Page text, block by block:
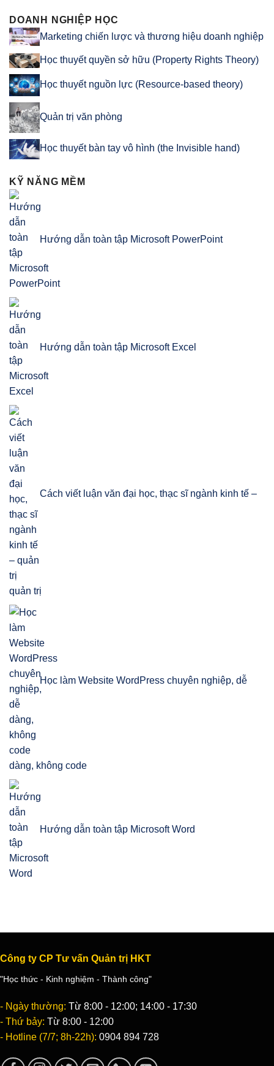
DOANH NGHIỆP HỌC
Marketing chiến lược và thương hiệu doanh nghiệp
Học thuyết quyền sở hữu (Property Rights Theory)
Học thuyết nguồn lực (Resource-based theory)
Quản trị văn phòng
Học thuyết bàn tay vô hình (the Invisible hand)
KỸ NĂNG MỀM
Hướng dẫn toàn tập Microsoft PowerPoint
Hướng dẫn toàn tập Microsoft Excel
Cách viết luận văn đại học, thạc sĩ ngành kinh tế –
quản trị
Học làm Website WordPress chuyên nghiệp, dễ
dàng, không code
Hướng dẫn toàn tập Microsoft Word
Công ty CP Tư vấn Quản trị HKT
"Học thức - Kinh nghiệm - Thành công"
- Ngày thường: Từ 8:00 - 12:00; 14:00 - 17:30
- Thứ bảy: Từ 8:00 - 12:00
- Hotline (7/7; 8h-22h): 0904 894 728